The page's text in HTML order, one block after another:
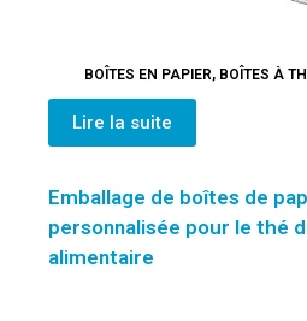
BOÎTES EN PAPIER, BOÎTES À
Lire la suite
Emballage de boîtes de
personnalisée pour le thé
alimentaire